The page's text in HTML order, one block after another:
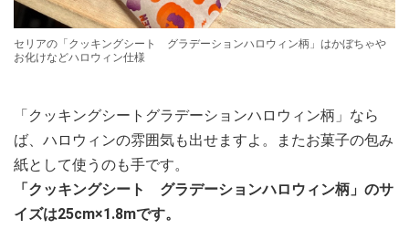
セリアの「クッキングシート グラデーションハロウィン柄」はかぼちゃや
お化けなどハロウィン仕様
「クッキングシートグラデーションハロウィン柄」なら
ば、ハロウィンの雰囲気も出せますよ。またお菓子の包み
紙として使うのも手です。
「クッキングシート グラデーションハロウィン柄」のサ
イズは25cm×1.8mです。